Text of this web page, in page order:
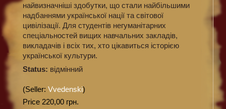
найвизначніші здобутки, що стали найбільшими
надбаннями української нації та світової
цивілізації. Для студентів негуманітарних
спеціальностей вищих навчальних закладів,
викладачів і всіх тих, хто цікавиться історією
української культури.
Status: відмінний
(Seller: Vvedenski)
Price 220,00 грн.